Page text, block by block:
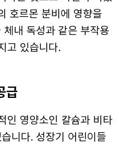
호르몬 분비에 영향을
내 독성과 같은 부작용
고 있습니다.
급
인 영양소인 칼슘과 비타
니다. 성장기 어린이들